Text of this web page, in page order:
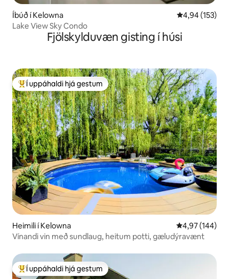
Íbúð í Kelowna 4,94 af 5 í
4,94 (153)
Lake View Sky Condo
Fjölskylduvæn gisting í húsi
Í mestu uppáhaldi hjá gestum
Í uppáhaldi hjá gestum
Heimili í Kelowna 4,97 af 5 í
4,97 (144)
Vínandi vin með sundlaug, heitum potti, gæludýravænt
Í mestu uppáhaldi hjá gestum
Í uppáhaldi hjá gestum